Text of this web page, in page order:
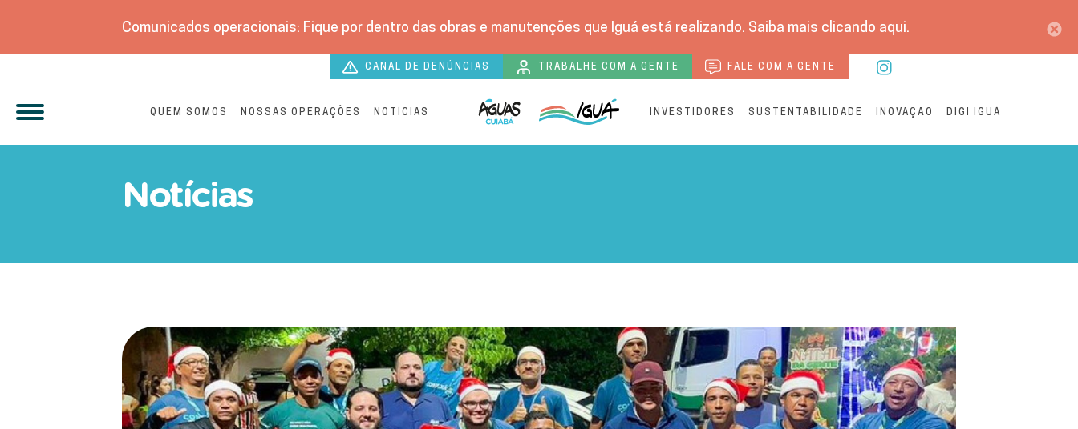
Comunicados operacionais: Fique por dentro das obras e manutenções que Iguá está realizando. Saiba mais clicando aqui.
CANAL DE DENÚNCIAS TRABALHE COM A GENTE FALE COM A GENTE
QUEM SOMOS NOSSAS OPERAÇÕES NOTÍCIAS INVESTIDORES SUSTENTABILIDADE INOVAÇÃO DIGI IGUÁ
Águas Cuiabá entrega mais de 450 panetones para comunidade do Jardim
Notícias